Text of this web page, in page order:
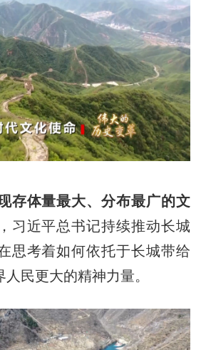
存体量最大、分布最广的文
习近平总书记持续推动长城
思考着如何依托于长城带给
民更大的精神力量。